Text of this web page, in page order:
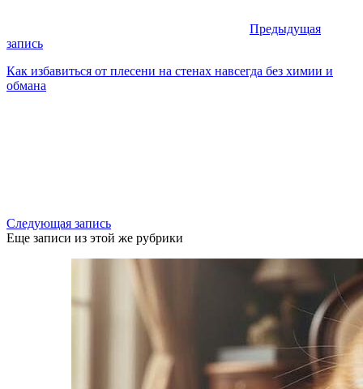
Предыдущая
запись
Как избавиться от плесени на стенах навсегда без химии и
обмана
Следующая запись
Еще записи из этой же рубрики